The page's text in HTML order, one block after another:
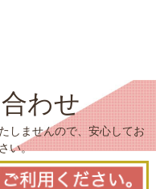
わせ
しませんので、安心してお
い。